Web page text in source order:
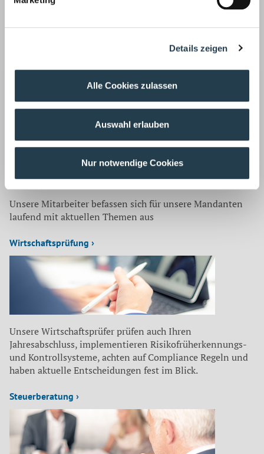
Details zeigen
Alle Cookies zulassen
Auswahl erlauben
Nur notwendige Cookies
Wirtschaftsprüfer, Steuerberater
Fax: 02166 971-200
E-Mail: mschiffer@wws-mg.de
Zurück
Unsere Mitarbeiter befassen sich für unsere Mandanten
laufend mit aktuellen Themen aus
Wirtschaftsprüfung ›
Unsere Wirtschaftsprüfer prüfen auch Ihren
Jahresabschluss, implementieren Risikofrüherkennungs-
und Kontrollsysteme, achten auf Compliance Regeln und
haben aktuelle Entscheidungen fest im Blick.
Steuerberatung ›